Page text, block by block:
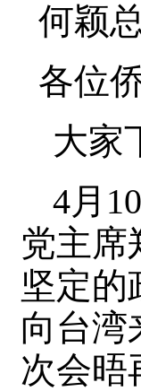
何颖
各位
大家
4月
党主席
坚定的
向台湾
次会晤